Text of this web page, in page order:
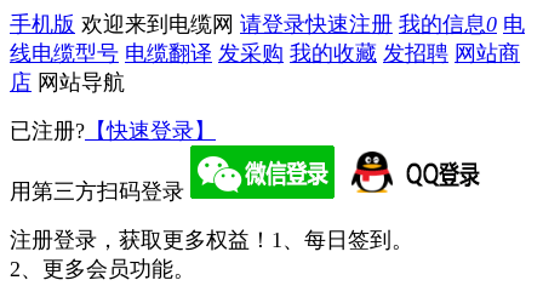
手机版 欢迎来到电缆网 请登录快速注册 我的信息0 电
线电缆型号 电缆翻译 发采购 我的收藏 发招聘 网站商
店 网站导航
已注册? 【快速登录】
用第三方扫码登录
注册登录，获取更多权益！ 1、每日签到。
2、更多会员功能。